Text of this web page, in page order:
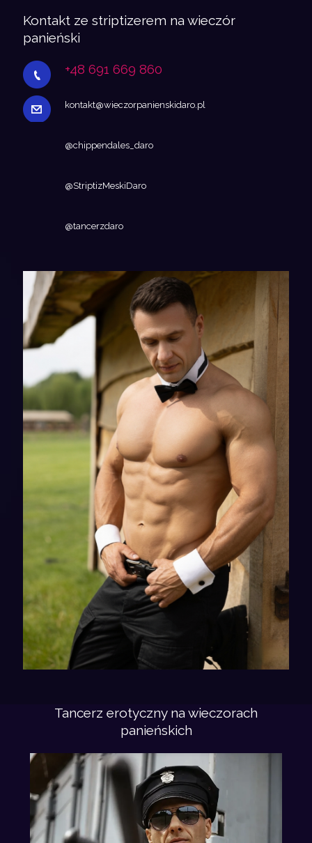
Kontakt ze striptizerem na wieczór
panieński
+48 691 669 860
kontakt@wieczorpanienskidaro.pl
@chippendales_daro
@StriptizMeskiDaro
@tancerzdaro
Tancerz erotyczny na wieczorach
panieńskich